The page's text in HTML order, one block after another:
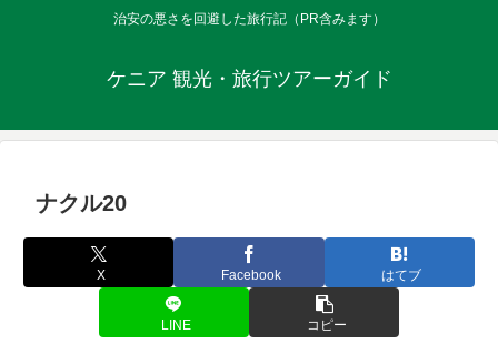
治安の悪さを回避した旅行記（PR含みます）
ケニア 観光・旅行ツアーガイド
ナクル20
X Facebook はてブ
LINE コピー